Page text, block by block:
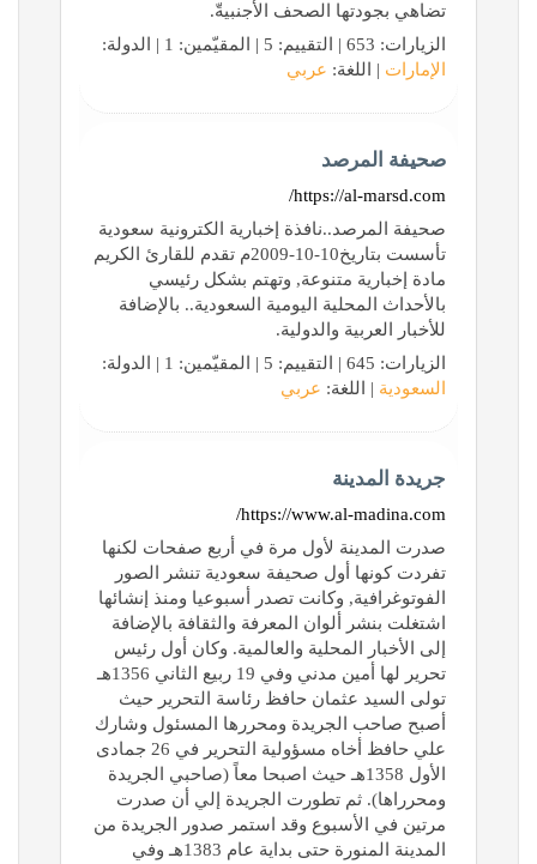
تضاهي بجودتها الصحف الأجنبيةّ.
الزيارات: 653 | التقييم: 5 | المقيّمين: 1 | الدولة:
الإمارات | اللغة: عربي
صحيفة المرصد
https://al-marsd.com/
صحيفة المرصد..نافذة إخبارية الكترونية سعودية
تأسست بتاريخ10-10-2009م تقدم للقارئ الكريم
مادة إخبارية متنوعة, وتهتم بشكل رئيسي
بالأحداث المحلية اليومية السعودية.. بالإضافة
للأخبار العربية والدولية.
الزيارات: 645 | التقييم: 5 | المقيّمين: 1 | الدولة:
السعودية | اللغة: عربي
جريدة المدينة
https://www.al-madina.com/
صدرت المدينة لأول مرة في أربع صفحات لكنها
تفردت كونها أول صحيفة سعودية تنشر الصور
الفوتوغرافية, وكانت تصدر أسبوعيا ومنذ إنشائها
اشتغلت بنشر ألوان المعرفة والثقافة بالإضافة
إلى الأخبار المحلية والعالمية. وكان أول رئيس
تحرير لها أمين مدني وفي 19 ربيع الثاني 1356هـ
تولى السيد عثمان حافظ رئاسة التحرير حيث
أصبح صاحب الجريدة ومحررها المسئول وشارك
علي حافظ أخاه مسؤولية التحرير في 26 جمادى
الأول 1358هـ حيث اصبحا معاً (صاحبي الجريدة
ومحرراها). ثم تطورت الجريدة إلي أن صدرت
مرتين في الأسبوع وقد استمر صدور الجريدة من
المدينة المنورة حتى بداية عام 1383هـ وفي